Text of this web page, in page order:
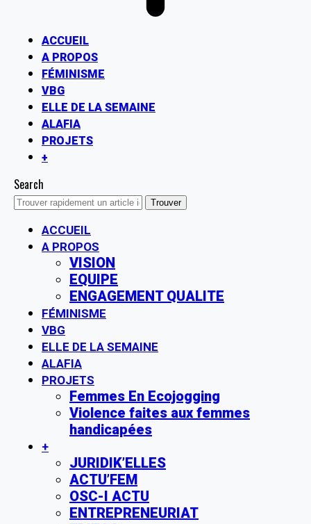
ACCUEIL
A PROPOS
FÉMINISME
VBG
ELLE DE LA SEMAINE
ALAFIA
PROJETS
+
Search
ACCUEIL
A PROPOS
VISION
EQUIPE
ENGAGEMENT QUALITE
FÉMINISME
VBG
ELLE DE LA SEMAINE
ALAFIA
PROJETS
Femmes En Ecojogging
Violence faites aux femmes
handicapées
+
JURIDIK’ELLES
ACTU’FEM
OSC-I ACTU
ENTREPRENEURIAT